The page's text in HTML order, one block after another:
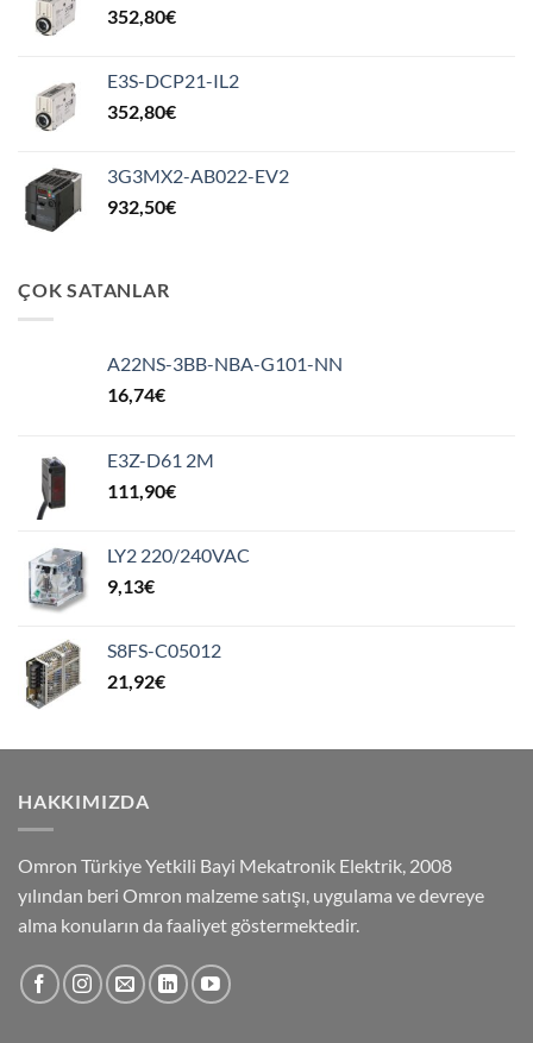
352,80€
E3S-DCP21-IL2
352,80€
3G3MX2-AB022-EV2
932,50€
ÇOK SATANLAR
A22NS-3BB-NBA-G101-NN
16,74€
E3Z-D61 2M
111,90€
LY2 220/240VAC
9,13€
S8FS-C05012
21,92€
HAKKIMIZDA
Omron Türkiye Yetkili Bayi Mekatronik Elektrik, 2008
yılından beri Omron malzeme satışı, uygulama ve devreye
alma konuların da faaliyet göstermektedir.